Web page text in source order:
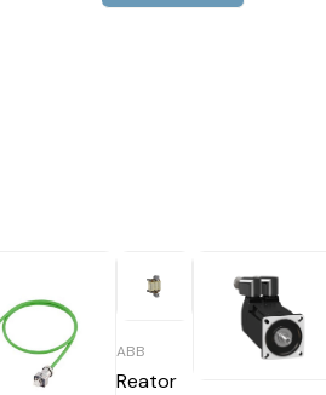
ABB
Reator